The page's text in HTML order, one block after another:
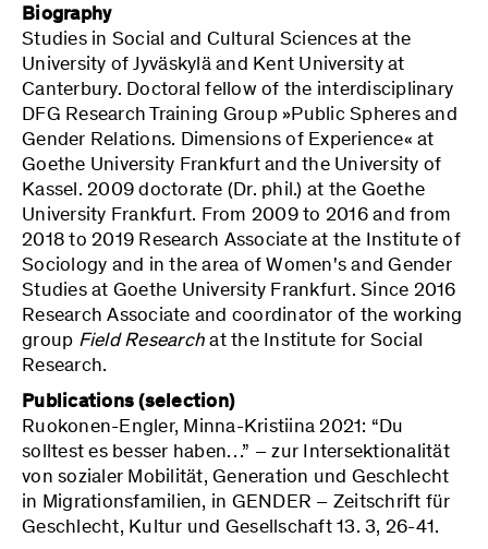
Biography
Studies in Social and Cultural Sciences at the
University of Jyväskylä and Kent University at
Canterbury. Doctoral fellow of the interdisciplinary
DFG Research Training Group »Public Spheres and
Gender Relations. Dimensions of Experience« at
Goethe University Frankfurt and the University of
Kassel. 2009 doctorate (Dr. phil.) at the Goethe
University Frankfurt. From 2009 to 2016 and from
2018 to 2019 Research Associate at the Institute of
Sociology and in the area of Women's and Gender
Studies at Goethe University Frankfurt. Since 2016
Research Associate and coordinator of the working
group Field Researchat the Institute for Social
Research.
Publications (selection)
Ruokonen-Engler, Minna-Kristiina 2021: “Du
solltest es besser haben…” – zur Intersektionalität
von sozialer Mobilität, Generation und Geschlecht
in Migrationsfamilien, in GENDER – Zeitschrift für
Geschlecht, Kultur und Gesellschaft 13. 3, 26-41.